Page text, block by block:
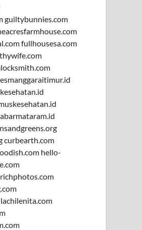
guiltybunnies.com
fullhousesa.com
curbearth.com
hello-
lachilenita.com